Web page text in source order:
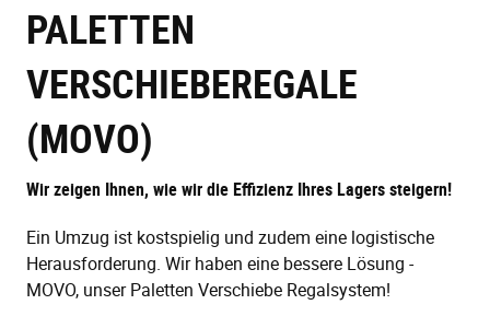
PALETTEN
VERSCHIEBEREGALE
(MOVO)
Wir zeigen Ihnen, wie wir die Effizienz Ihres Lagers steigern!
Ein Umzug ist kostspielig und zudem eine logistische
Herausforderung. Wir haben eine bessere Lösung -
MOVO, unser Paletten Verschiebe Regalsystem!